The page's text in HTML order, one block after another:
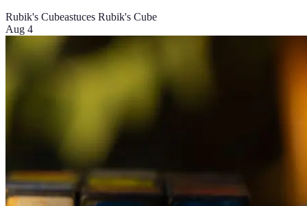
Rubik's Cubeastuces Rubik's Cube
Aug 4